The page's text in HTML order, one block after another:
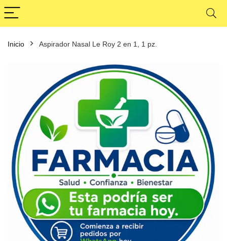
Inicio Aspirador Nasal Le Roy 2 en 1, 1 pz.